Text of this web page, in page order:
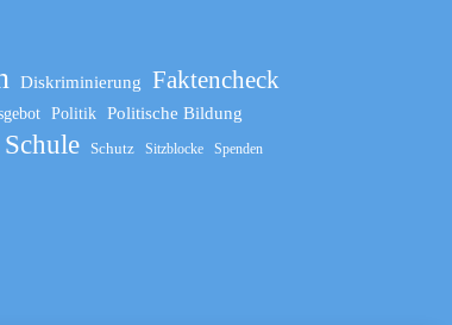
Diskriminierung Faktencheck
Politik Politische Bildung
Schule Schutz Sitzblocke Spenden